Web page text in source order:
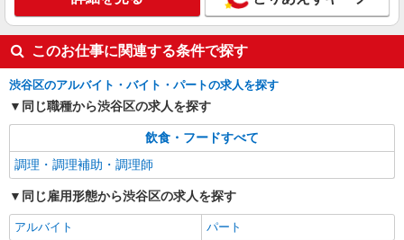
このお仕事に関連する条件で探す
渋谷区のアルバイト・バイト・パートの求人を探す
同じ職種から渋谷区の求人を探す
飲食・フードすべて
調理・調理補助・調理師
同じ雇用形態から渋谷区の求人を探す
アルバイト パート